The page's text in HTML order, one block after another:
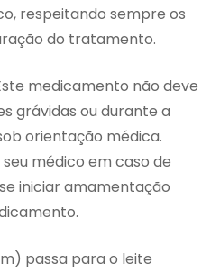
respeitando sempre os
do tratamento.
medicamento não deve
grávidas ou durante a
orientação médica.
médico em caso de
iniciar amamentação
passa para o leite